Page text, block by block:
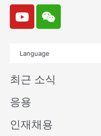
Y
o
u
e
W
e
i
n
Language
최근 소식
응용
인재채용